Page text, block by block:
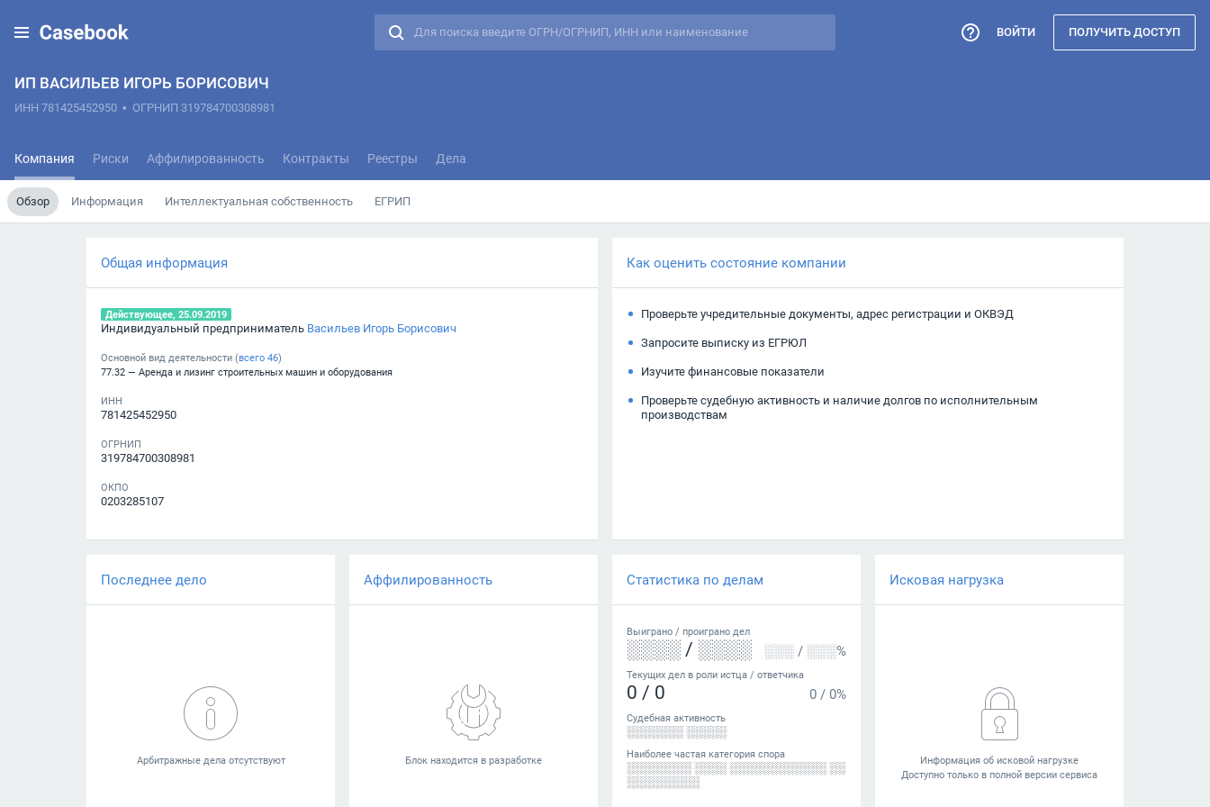
ИП ВАСИЛЬЕВ ИГОРЬ БОРИСОВИЧ
ИНН 781425452950 • ОГРНИП 319784700308981
Компания Риски Аффилированность Контракты Реестры Дела
Обзор Информация Интеллектуальная собственность ЕГРИП
ВОЙТИ ПОЛУЧИТЬ ДОСТУП
Общая информация
Действующее, 25.09.2019
Индивидуальный предприниматель Васильев Игорь Борисович
Основной вид деятельности (всего 46)
77.32 — Аренда и лизинг строительных машин и оборудования
ИНН
781425452950
ОГРНИП
319784700308981
ОКПО
0203285107
Как оценить состояние компании
Проверьте учредительные документы, адрес регистрации и ОКВЭД
Запросите выписку из ЕГРЮЛ
Изучите финансовые показатели
Проверьте судебную активность и наличие долгов по исполнительным
производствам
Последнее дело Аффилированность Статистика по делам
Выиграно / проиграно дел
░░░░ / ░░░░ ░░░ / ░░░%
Текущих дел в роли истца / ответчика
0 / 0 0 / 0%
Судебная активность
░░░░░░░ ░░░░░
Наиболее частая категория спора
░░░░░░░░ ░░░░ ░░░░░░░░░░░░ ░░
░░░░░░░░░
Исковая нагрузка